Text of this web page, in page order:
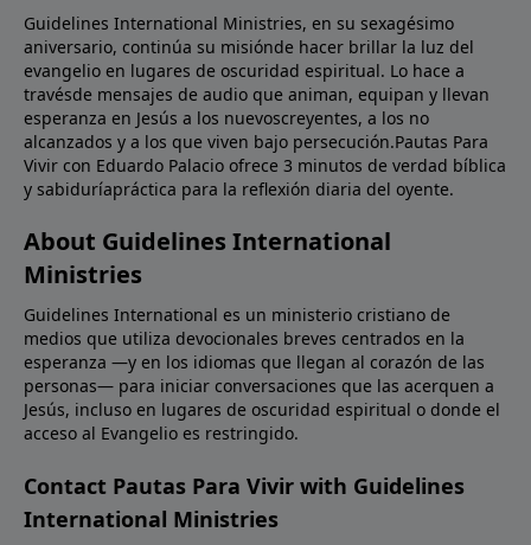
Guidelines International Ministries, en su sexagésimo
aniversario, continúa su misiónde hacer brillar la luz del
evangelio en lugares de oscuridad espiritual. Lo hace a
travésde mensajes de audio que animan, equipan y llevan
esperanza en Jesús a los nuevoscreyentes, a los no
alcanzados y a los que viven bajo persecución.Pautas Para
Vivir con Eduardo Palacio ofrece 3 minutos de verdad bíblica
y sabiduríapráctica para la reflexión diaria del oyente.
About Guidelines International
Ministries
Guidelines International es un ministerio cristiano de
medios que utiliza devocionales breves centrados en la
esperanza —y en los idiomas que llegan al corazón de las
personas— para iniciar conversaciones que las acerquen a
Jesús, incluso en lugares de oscuridad espiritual o donde el
acceso al Evangelio es restringido.
Contact Pautas Para Vivir with Guidelines
International Ministries